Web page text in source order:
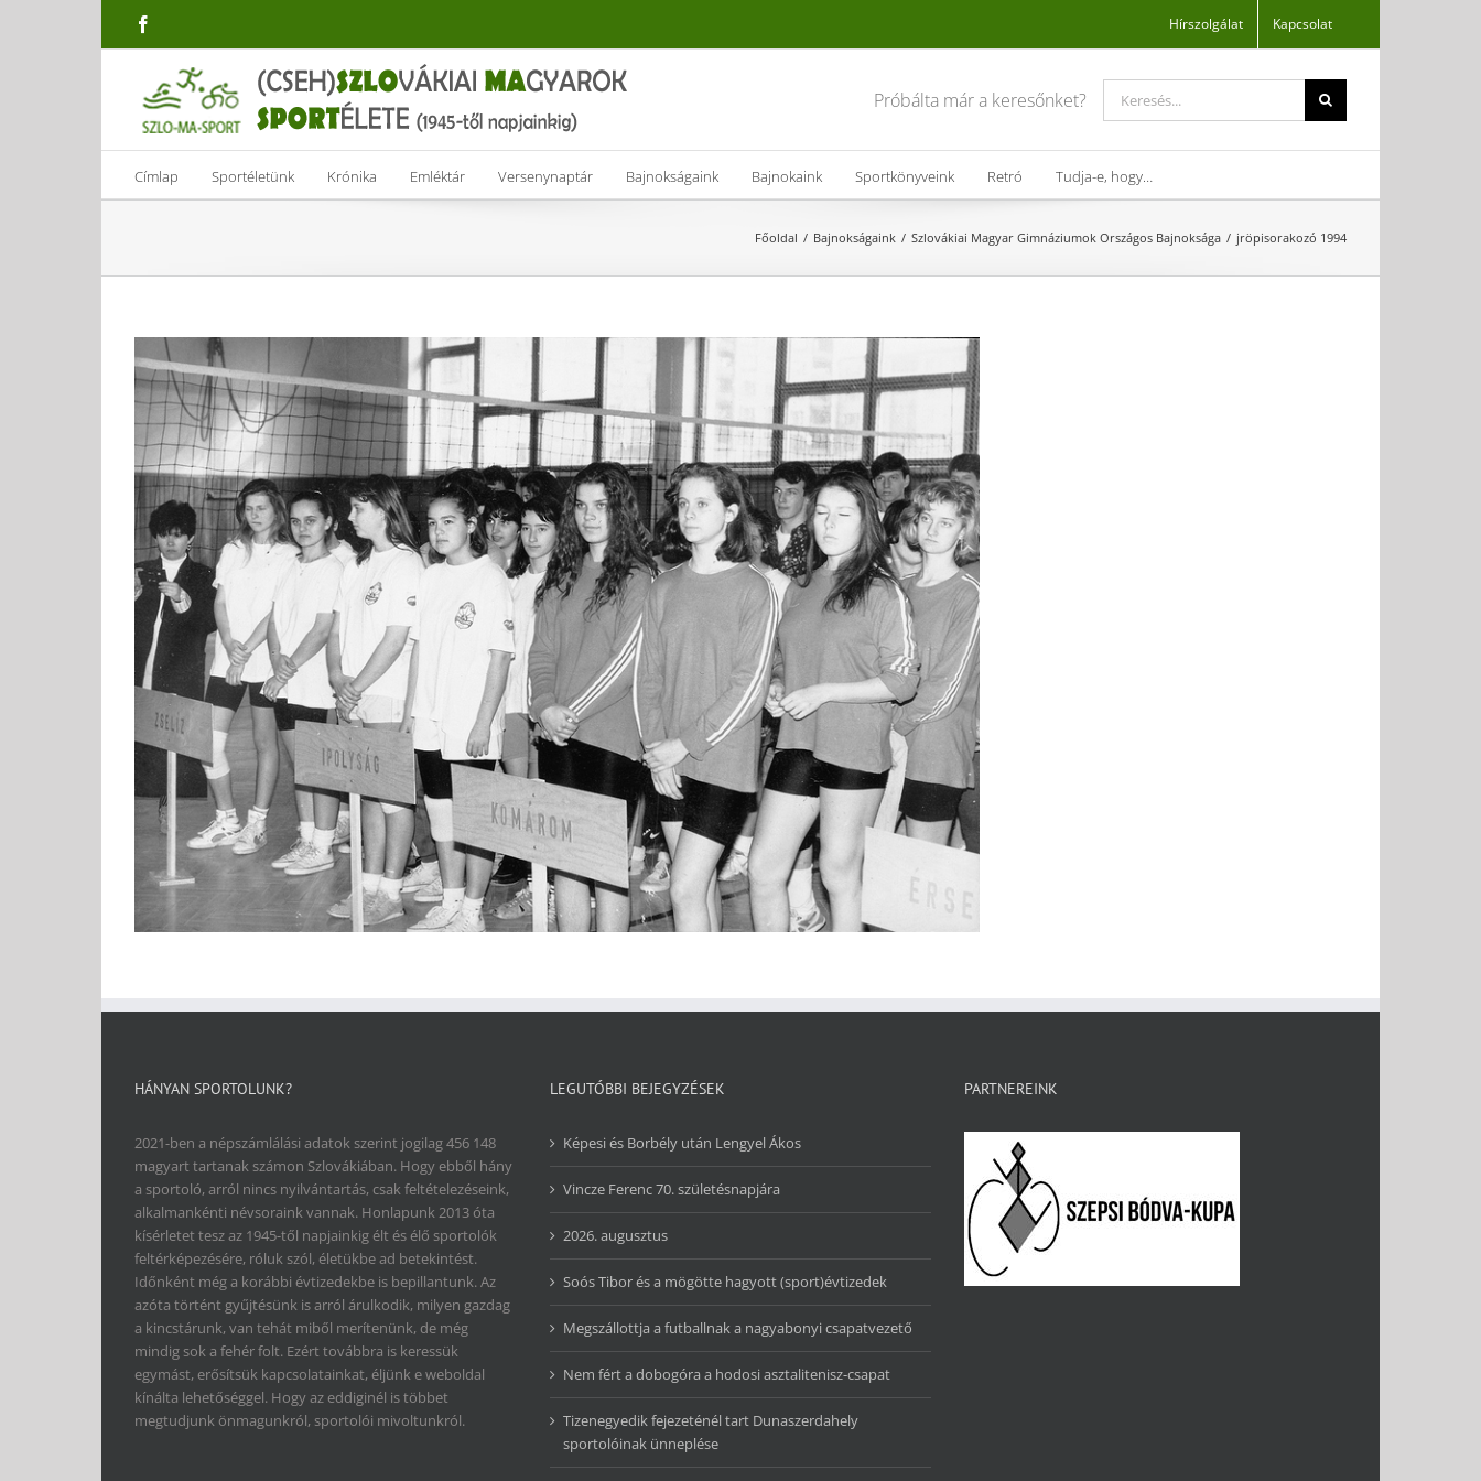
Hírszolgálat Kapcsolat
Próbálta már a keresőnket?
for:
Címlap Sportéletünk Krónika Emléktár Versenynaptár Bajnokságaink Bajnokaink Sportkönyveink Retró Tudja-e, hogy…
Főoldal Bajnokságaink Szlovákiai Magyar Gimnáziumok Országos Bajnoksága jröpisorakozó 1994
HÁNYAN SPORTOLUNK?
2021-ben a népszámlálási adatok szerint jogilag 456 148
magyart tartanak számon Szlovákiában. Hogy ebből hány
a sportoló, arról nincs nyilvántartás, csak feltételezéseink,
alkalmankénti névsoraink vannak. Honlapunk 2013 óta
kísérletet tesz az 1945-től napjainkig élt és élő sportolók
feltérképezésére, róluk szól, életükbe ad betekintést.
Időnként még a korábbi évtizedekbe is bepillantunk. Az
azóta történt gyűjtésünk is arról árulkodik, milyen gazdag
a kincstárunk, van tehát miből merítenünk, de még
mindig sok a fehér folt. Ezért továbbra is keressük
egymást, erősítsük kapcsolatainkat, éljünk e weboldal
kínálta lehetőséggel. Hogy az eddiginél is többet
megtudjunk önmagunkról, sportolói mivoltunkról.
LEGUTÓBBI BEJEGYZÉSEK
Képesi és Borbély után Lengyel Ákos
Vincze Ferenc 70. születésnapjára
2026. augusztus
Soós Tibor és a mögötte hagyott (sport)évtizedek
Megszállottja a futballnak a nagyabonyi csapatvezető
Nem fért a dobogóra a hodosi asztalitenisz-csapat
Tizenegyedik fejezeténél tart Dunaszerdahely
sportolóinak ünneplése
PARTNEREINK